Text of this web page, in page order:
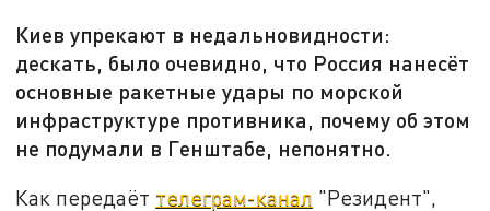
Киев упрекают в недальновидности:
дескать, было очевидно, что Россия нанесёт
основные ракетные удары по морской
инфраструктуре противника, почему об этом
не подумали в Генштабе, непонятно.
Как передаёт телеграм-канал "Резидент",